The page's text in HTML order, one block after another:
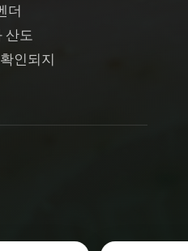
더
산도
인되지